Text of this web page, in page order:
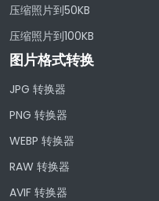
压缩照片到50KB
压缩照片到100KB
图片格式转换
JPG 转换器
PNG 转换器
WEBP 转换器
RAW 转换器
AVIF 转换器